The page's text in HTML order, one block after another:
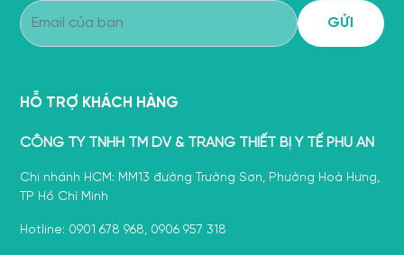
HỖ TRỢ KHÁCH HÀNG
CÔNG TY TNHH TM DV & TRANG THIẾT BỊ Y TẾ PHÚ AN
Chi nhánh HCM: MM13 đường Trường Sơn, Phường Hoà Hưng,
TP Hồ Chí Minh
Hotline: 0901 678 968, 0906 957 318